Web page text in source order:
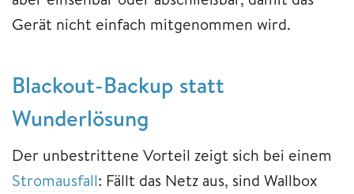
Gerät nicht einfach mitgenommen wird.
Blackout-Backup statt
Wunderlösung
Der unbestrittene Vorteil zeigt sich bei einem
Stromausfall: Fällt das Netz aus, sind Wallbox